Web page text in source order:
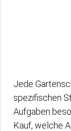
Jede
spezifischen
Aufgaben
Kauf, welche